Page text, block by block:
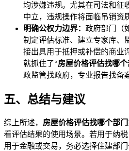
均涉嫌违规。尤其在司法和征
中立，违规操作将面临吊销资
明确公权力边界： 政府部门（
制定评估标准、建立专家库、
接出具用于抵押或补偿的商业
就抓住了“房屋价格评估找哪个
政监管找政府，专业报告找备
五、总结与建议
综上所述， 房屋价格评估找哪个部门
看评估结果的使用场景。若用于纳
用于金融或交易，务必选择住建部